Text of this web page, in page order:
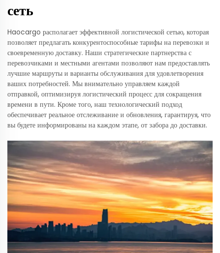
сеть
Haocargo располагает эффективной логистической сетью, которая
позволяет предлагать конкурентоспособные тарифы на перевозки и
своевременную доставку. Наши стратегические партнерства с
перевозчиками и местными агентами позволяют нам предоставлять
лучшие маршруты и варианты обслуживания для удовлетворения
ваших потребностей. Мы внимательно управляем каждой
отправкой, оптимизируя логистический процесс для сокращения
времени в пути. Кроме того, наш технологический подход
обеспечивает реальное отслеживание и обновления, гарантируя, что
вы будете информированы на каждом этапе, от забора до доставки.